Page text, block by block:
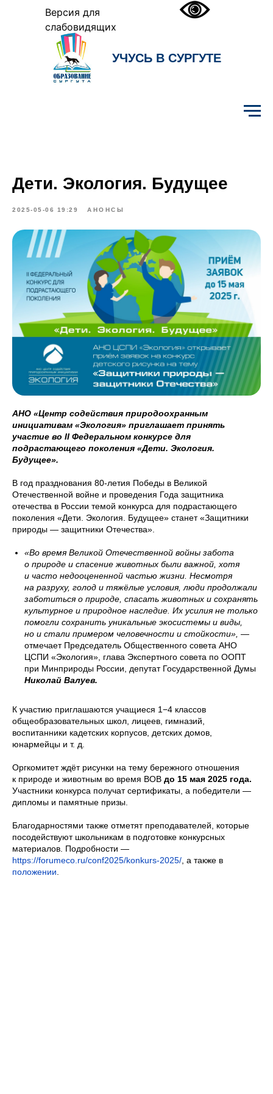
Версия для
слабовидящих
УЧУСЬ В СУРГУТЕ
Дети. Экология. Будущее
2025-05-06 19:29 АНОНСЫ
АНО «Центр содействия природоохранным
инициативам «Экология» приглашает принять
участие во II Федеральном конкурсе для
подрастающего поколения «Дети. Экология.
Будущее».
В год празднования 80-летия Победы в Великой
Отечественной войне и проведения Года защитника
отечества в России темой конкурса для подрастающего
поколения «Дети. Экология. Будущее» станет «Защитники
природы — защитники Отечества».
«Во время Великой Отечественной войны забота
о природе и спасение животных были важной, хотя
и часто недооцененной частью жизни. Несмотря
на разруху, голод и тяжёлые условия, люди продолжали
заботиться о природе, спасать животных и сохранять
культурное и природное наследие. Их усилия не только
помогли сохранить уникальные экосистемы и виды,
но и стали примером человечности и стойкости», —
отмечает Председатель Общественного совета АНО
ЦСПИ «Экология», глава Экспертного совета по ООПТ
при Минприроды России, депутат Государственной Думы
Николай Валуев.
К участию приглашаются учащиеся 1−4 классов
общеобразовательных школ, лицеев, гимназий,
воспитанники кадетских корпусов, детских домов,
юнармейцы и т. д.
Оргкомитет ждёт рисунки на тему бережного отношения
к природе и животным во время ВОВ до 15 мая 2025 года.
Участники конкурса получат сертификаты, а победители —
дипломы и памятные призы.
Благодарностями также отметят преподавателей, которые
посодействуют школьникам в подготовке конкурсных
материалов. Подробности —
https://forumeco.ru/conf2025/konkurs-2025/ , а также в
положении